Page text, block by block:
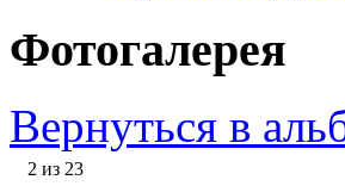
Фотогалерея
Вернуться в
2 из 23